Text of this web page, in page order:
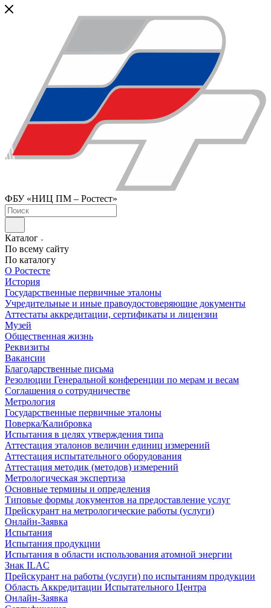
ФБУ «НИЦ ПМ – Ростест»
Каталог
По всему сайту
По каталогу
О Ростесте
История
Государственные первичные эталоны
Учредительные и иные правоудостоверяющие документы
Аттестаты аккредитации, сертификаты и лицензии
Музей
Общественная жизнь
Реквизиты
Вакансии
Благодарственные письма
Резолюции Генеральной конференции по мерам и весам
Соглашения о сотрудничестве
Метрология
Государственные первичные эталоны
Поверка/Калибровка
Испытания в целях утверждения типа
Аттестация эталонов величин единиц измерений
Аттестация испытательного оборудования
Аттестация методик (методов) измерений
Метрологическая экспертиза
Основные термины и определения
Типовые формы документов на предоставление услуг
Прейскурант на метрологические работы (услуги)
Онлайн-Заявка
Испытания
Испытания продукции
Испытания в области использования атомной энергии
Знак ILAC
Прейскурант на работы (услуги) по испытаниям продукции
Область Аккредитации Испытательного Центра
Онлайн-Заявка